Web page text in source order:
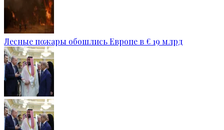
Лесные пожары обошлись Европе в € 19 млрд